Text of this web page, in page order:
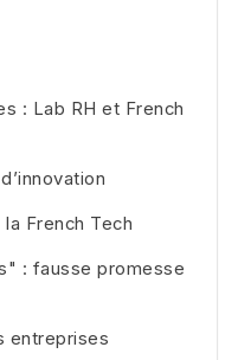
: Lab RH et French
French Tech
: fausse promesse
entreprises